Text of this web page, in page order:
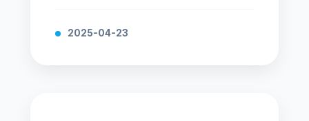
2025-04-23